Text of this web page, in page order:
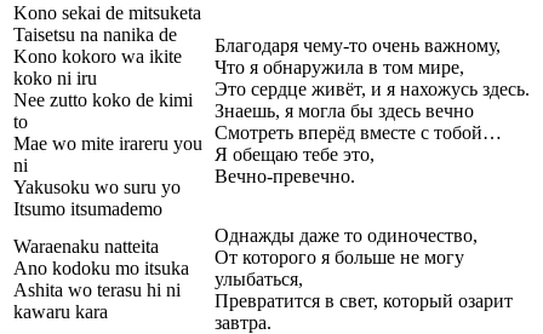
Kono sekai de mitsuketa
Taisetsu na nanika de
Kono kokoro wa ikite
koko ni iru
Nee zutto koko de kimi
to
Mae wo mite irareru you
ni
Yakusoku wo suru yo
Itsumo itsumademo
Благодаря чему-то очень важному,
Что я обнаружила в том мире,
Это сердце живёт, и я нахожусь здесь.
Знаешь, я могла бы здесь вечно
Смотреть вперёд вместе с тобой…
Я обещаю тебе это,
Вечно-превечно.
Waraenaku natteita
Ano kodoku mo itsuka
Ashita wo terasu hi ni
kawaru kara
Однажды даже то одиночество,
От которого я больше не могу
улыбаться,
Превратится в свет, который озарит
завтра.